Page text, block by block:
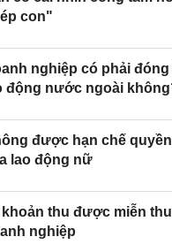
con"
nghiệp có phải
động nước ngoài
được hạn chế
lao động nữ
khoản thu được miễn
nghiệp